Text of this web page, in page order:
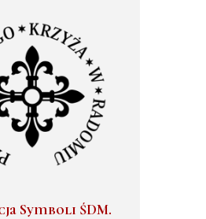
Symboli ŚDM.